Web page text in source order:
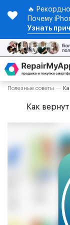
🔥
Почему
Узнать
Полезные советы
Как